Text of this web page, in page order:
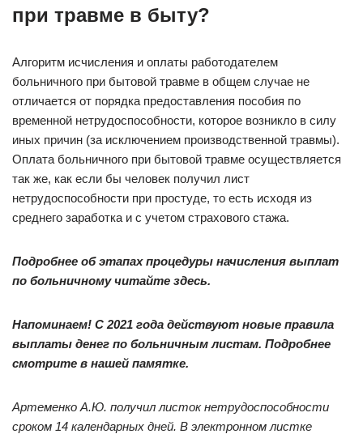
при травме в быту?
Алгоритм исчисления и оплаты работодателем
больничного при бытовой травме в общем случае не
отличается от порядка предоставления пособия по
временной нетрудоспособности, которое возникло в силу
иных причин (за исключением производственной травмы).
Оплата больничного при бытовой травме осуществляется
так же, как если бы человек получил лист
нетрудоспособности при простуде, то есть исходя из
среднего заработка и с учетом страхового стажа.
Подробнее об этапах процедуры начисления выплат
по больничному читайте здесь.
Напоминаем! С 2021 года действуют новые правила
выплаты денег по больничным листам. Подробнее
смотрите в нашей памятке.
Артеменко А.Ю. получил листок нетрудоспособности
сроком 14 календарных дней. В электронном листке